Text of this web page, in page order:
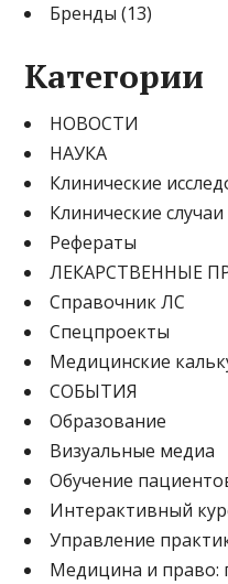
Бренды (13)
Категории
НОВОСТИ
НАУКА
Клинические
Клинические случаи
Рефераты
ЛЕКАРСТВЕННЫЕ
Cправочник ЛС
Спецпроекты
Медицинские
СОБЫТИЯ
Образование
Визуальные медиа
Обучение
Интерактивный
Управление
Медицина и право: